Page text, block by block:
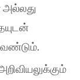
அல்லது